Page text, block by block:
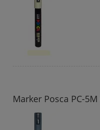
Marker Posca PC-